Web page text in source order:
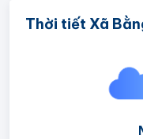
Thời tiết Xã